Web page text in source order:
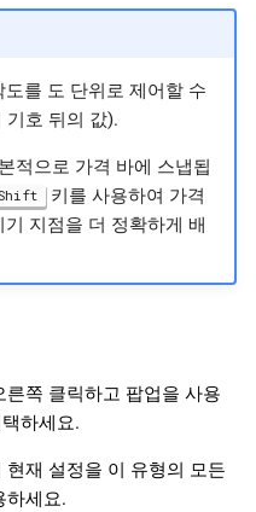
를 도 단위로 제어할 수
기호 뒤의 값).
적으로 가격 바에 스냅됩
키를 사용하여 가격
지점을 더 정확하게 배
쪽 클릭하고 팝업을 사용
하세요.
현재 설정을 이 유형의 모든
하세요.